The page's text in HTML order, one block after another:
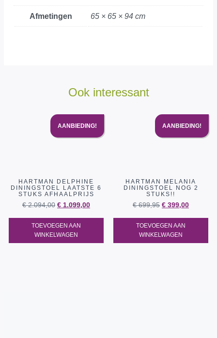
Afmetingen 65 × 65 × 94 cm
Ook interessant
AANBIEDING!
HARTMAN DELPHINE
DININGSTOEL LAATSTE 6
STUKS AFHAALPRIJS
€2.094,00 € 1.099,00
TOEVOEGEN AAN
WINKELWAGEN
AANBIEDING!
HARTMAN MELANIA
DININGSTOEL NOG 2
STUKS!!
€699,95 € 399,00
TOEVOEGEN AAN
WINKELWAGEN